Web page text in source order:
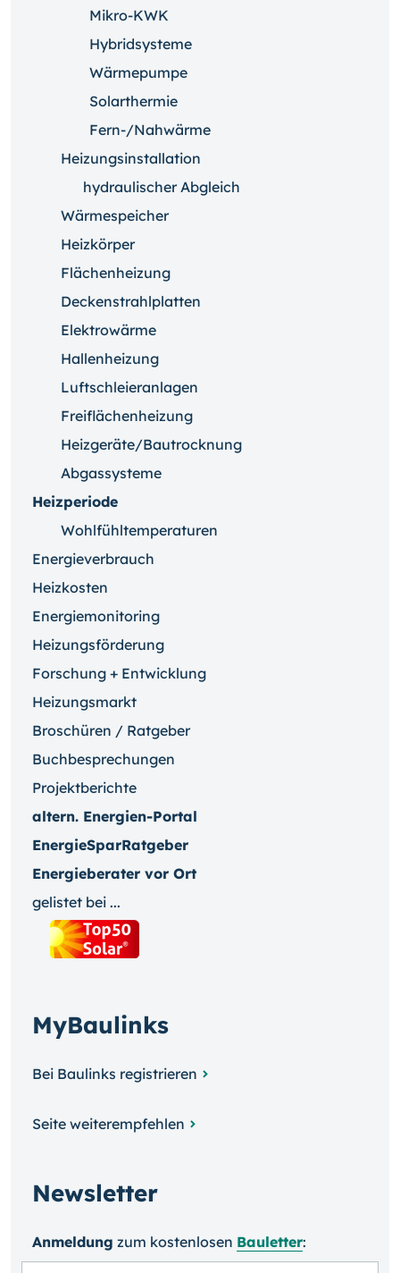
Mikro-KWK
Hybridsysteme
Wärmepumpe
Solarthermie
Fern-/Nahwärme
Heizungsinstallation
hydraulischer Abgleich
Wärmespeicher
Heizkörper
Flächenheizung
Deckenstrahlplatten
Elektrowärme
Hallenheizung
Luftschleieranlagen
Freiflächenheizung
Heizgeräte/Bautrocknung
Abgassysteme
Heizperiode
Wohlfühltemperaturen
Energieverbrauch
Heizkosten
Energiemonitoring
Heizungsförderung
Forschung + Entwicklung
Heizungsmarkt
Broschüren / Ratgeber
Buchbesprechungen
Projektberichte
altern. Energien-Portal
EnergieSparRatgeber
Energieberater vor Ort
gelistet bei ...
MyBaulinks
Bei Baulinks registrieren
Seite weiterempfehlen
Newsletter
Anmeldung zum kosten­losen Bauletter: